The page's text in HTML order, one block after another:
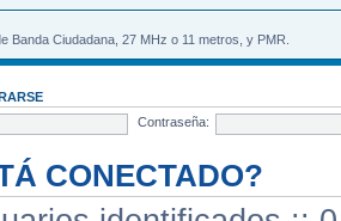
Banda Ciudadana, 27 MHz o 11 metros, y PMR.
Contraseña:
CONECTADO?